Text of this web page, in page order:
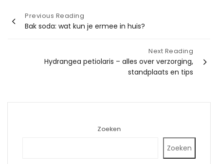
Bericht
navigatie
Previous Reading
Bak soda: wat kun je ermee in huis?
Next Reading
Hydrangea petiolaris – alles over verzorging,
standplaats en tips
Zoeken
Zoeken